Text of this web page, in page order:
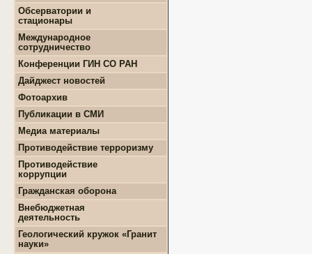
онлайн
+ Аттестация аспирантов
+ Личные кабинеты
аспирантов
+
Нормативные документы
+
Полезные ссылки
+
+ Оборудование
+
образцов
+ Документы
Обсерватории и
стационары
+
+ Обсерватории
+
Стационары
+
Контакты
Международное
сотрудничество
Конференции ГИН СО РАН
Дайджест новостей
+
Геология
+ Месторождения
+ Землятрясения
+
Вулканы
+
+ Экономика
+ Палеонтология
+ Интересно
Фотоархив
Публикации в СМИ
Медиа материалы
Противодействие терроризму
Противодействие
коррупции
+
Нормативно-правовые и
иные акты в сфере
противодействия
коррупции
+
Методические
материалы
+ Формы документов,
Гражданская оборона
Внебюджетная
деятельность
+
Геологоразведочные
работы
Геотехнические
Геологический кружок «Гранит
науки»